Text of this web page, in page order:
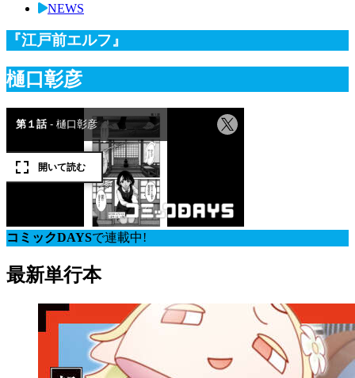
NEWS
『江戸前エルフ』
樋口彰彦
コミックDAYSで連載中!
最新単行本